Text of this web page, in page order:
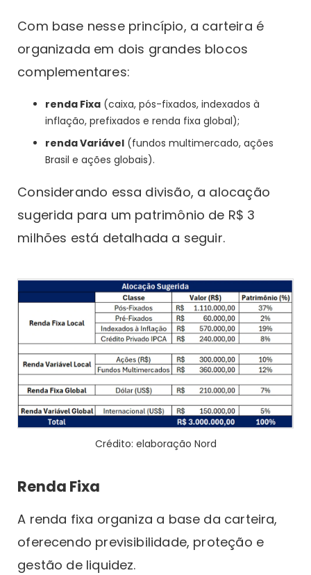
Com base nesse princípio, a carteira é
organizada em dois grandes blocos
complementares:
renda Fixa (caixa, pós-fixados, indexados à
inflação, prefixados e renda fixa global);
renda Variável (fundos multimercado, ações
Brasil e ações globais).
Considerando essa divisão, a alocação
sugerida para um patrimônio de R$ 3
milhões está detalhada a seguir.
Crédito: elaboração Nord
Renda Fixa
A renda fixa organiza a base da carteira,
oferecendo previsibilidade, proteção e
gestão de liquidez.